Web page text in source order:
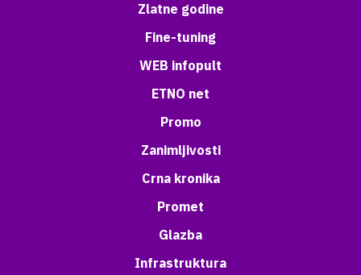
Zlatne godine
Fine-tuning
WEB infopult
ETNO net
Promo
Zanimljivosti
Crna kronika
Promet
Glazba
Infrastruktura